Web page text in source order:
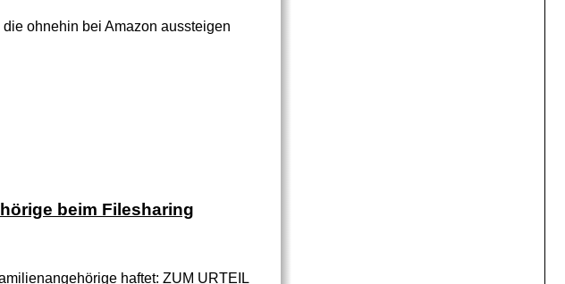
ohnehin bei Amazon aussteigen
beim Filesharing
haftet: ZUM URTEIL